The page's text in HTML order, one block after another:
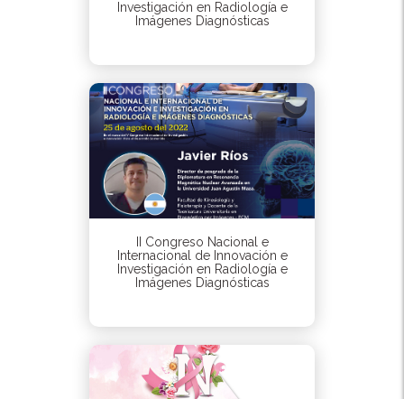
Investigación en Radiología e
Imágenes Diagnósticas
II Congreso Nacional e
Internacional de Innovación e
Investigación en Radiología e
Imágenes Diagnósticas